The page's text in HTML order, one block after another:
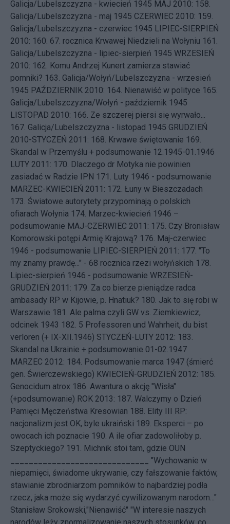
Galicja/Lubelszczyzna - kwiecień 1945 MAJ 2010: 158.
Galicja/Lubelszczyzna - maj 1945 CZERWIEC 2010: 159.
Galicja/Lubelszczyzna - czerwiec 1945 LIPIEC-SIERPIEŃ
2010: 160. 67. rocznica Krwawej Niedzieli na Wołyniu 161.
Galicja/Lubelszczyzna - lipiec-sierpień 1945 WRZESIEŃ
2010: 162. Komu Andrzej Kunert zamierza stawiać
pomniki? 163. Galicja/Wołyń/Lubelszczyzna - wrzesień
1945 PAŹDZIERNIK 2010: 164. Nienawiść w polityce 165.
Galicja/Lubelszczyzna/Wołyń - październik 1945
LISTOPAD 2010: 166. Ze szczerej piersi się wyrwało...
167. Galicja/Lubelszczyzna - listopad 1945 GRUDZIEŃ
2010-STYCZEŃ 2011: 168. Krwawe świętowanie 169.
Skandal w Przemyślu + podsumowanie 12.1945-01.1946
LUTY 2011: 170. Dlaczego dr Motyka nie powinien
zasiadać w Radzie IPN 171. Luty 1946 - podsumowanie
MARZEC-KWIECIEŃ 2011: 172. Łuny w Bieszczadach
173. Światowe autorytety przypominają o polskich
ofiarach Wołynia 174. Marzec-kwiecień 1946 –
podsumowanie MAJ-CZERWIEC 2011: 175. Czy Bronisław
Komorowski potępi Armię Krajową? 176. Maj-czerwiec
1946 - podsumowanie LIPIEC-SIERPIEŃ 2011: 177. "To
my znamy prawdę..." - 68 rocznica rzezi wołyńskich 178.
Lipiec-sierpień 1946 - podsumowanie WRZESIEŃ-
GRUDZIEŃ 2011: 179. Za co bierze pieniądze radca
ambasady RP w Kijowie, p. Hnatiuk? 180. Jak to się robi w
Warszawie 181. Ale palma czyli GW vs. Ziemkiewicz,
odcinek 1943 182. 5 Professoren und Wahrheit, du bist
verloren (+ IX-XII.1946) STYCZEŃ-LUTY 2012: 183.
Skandal na Ukrainie + podsumowanie 01-02.1947
MARZEC 2012: 184. Podsumowanie marca 1947 (śmierć
gen. Świerczewskiego) KWIECIEŃ-GRUDZIEŃ 2012: 185.
Genocidum atrox 186. Awantura o akcję "Wisła"
(+podsumowanie) ROK 2013: 187. Walczymy o Dzień
Pamięci Męczeństwa Kresowian 188. Elity III RP:
nacjonalizm jest OK, byle ukraiński 189. Eksperci – po
owocach ich poznacie 190. A ile ofiar zadowoliłoby p.
Szeptyckiego? 191. Michnik stoi tam, gdzie OUN
______________________________ "Wychowanie w
niepamięci, świadome ukrywanie, czy fałszowanie faktów,
stawianie zbrodniarzom pomników to najbardziej podła
rzecz, jaka może się wydarzyć cywilizowanym narodom..."
Stanisław Srokowski,"Nienawiść" "W interesie naszych